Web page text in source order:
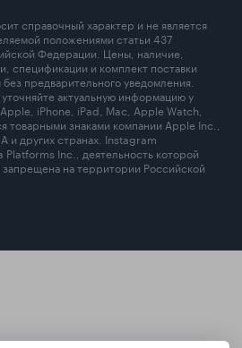
справочный характер и не является
положениями статьи 437
Федерации. Цены, наличие,
спецификации и комплект поставки
предварительного уведомления.
актуальную информацию у
iPhone, iPad, Mac, Apple Watch,
товарными знаками компании Apple Inc.,
и других странах. Instagram
Inc., деятельность которой
на территории Российской